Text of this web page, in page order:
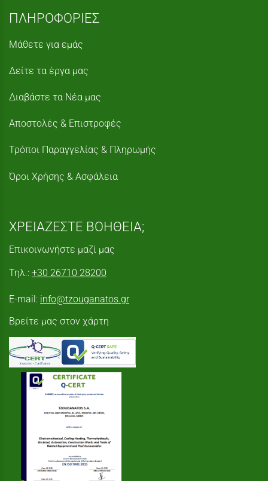
ΠΛΗΡΟΦΟΡΙΕΣ
Μάθετε για εμάς
Δείτε τα έργα μας
Διαβάστε τα Νέα μας
Αποστολές & Επιστροφές
Τρόποι Παραγγελίας & Πληρωμής
Όροι Χρήσης & Ασφάλεια
ΧΡΕΙΑΖΕΣΤΕ ΒΟΗΘΕΙΑ;
Επικοινωνήστε μαζί μας
Τηλ.: +30 26710 28200
E-mail: info@tzouganatos.gr
Βρείτε μας στον χάρτη